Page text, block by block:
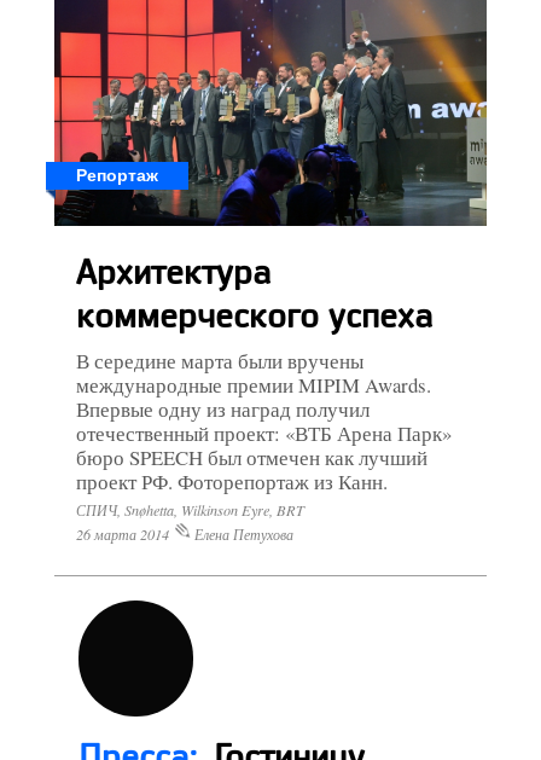
Репортаж
Архитектура
коммерческого успеха
В середине марта были вручены
международные премии MIPIM Awards.
Впервые одну из наград получил
отечественный проект: «ВТБ Арена Парк»
бюро SPEECH был отмечен как лучший
проект РФ. Фоторепортаж из Канн.
СПИЧ, Snøhetta, Wilkinson Eyre, BRT
26 марта 2014
Елена Петухова